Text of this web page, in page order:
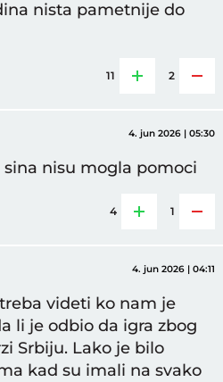
nista pametnije do
11 2
4. jun 2026 | 05:30
sina nisu mogla pomoci
4 1
4. jun 2026 | 04:11
videti ko nam je
li je odbio da igra zbog
Srbiju. Lako je bilo
kad su imali na svako